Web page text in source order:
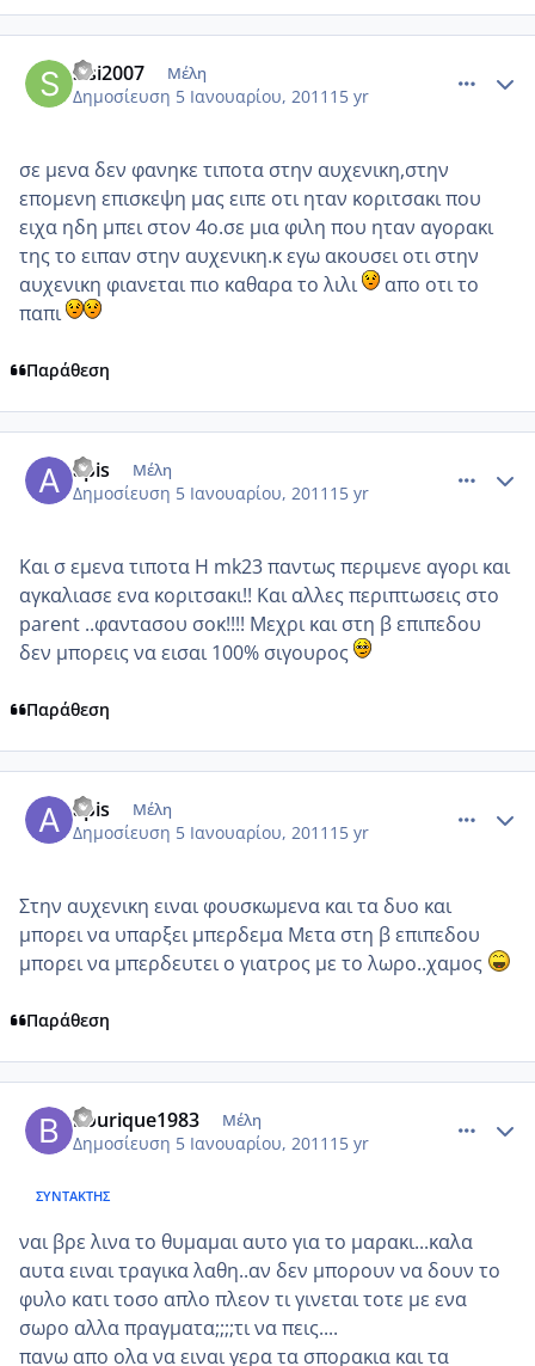
sisi2007 Μέλη
Δημοσίευση 5 Ιανουαρίου, 2011 15 yr
σε μενα δεν φανηκε τιποτα στην αυχενικη,στην
επομενη επισκεψη μας ειπε οτι ηταν κοριτσακι που
ειχα ηδη μπει στον 4ο.σε μια φιλη που ηταν αγορακι
της το ειπαν στην αυχενικη.κ εγω ακουσει οτι στην
αυχενικη φιανεται πιο καθαρα το λιλι
απο οτι το
παπι
Παράθεση
apis Μέλη
Δημοσίευση 5 Ιανουαρίου, 2011 15 yr
Και σ εμενα τιποτα Η mk23 παντως περιμενε αγορι και
αγκαλιασε ενα κοριτσακι!! Και αλλες περιπτωσεις στο
parent ..φαντασου σοκ!!!! Μεχρι και στη β επιπεδου
δεν μπορεις να εισαι 100% σιγουρος
Παράθεση
apis Μέλη
Δημοσίευση 5 Ιανουαρίου, 2011 15 yr
Στην αυχενικη ειναι φουσκωμενα και τα δυο και
μπορει να υπαρξει μπερδεμα Μετα στη β επιπεδου
μπορει να μπερδευτει ο γιατρος με το λωρο..χαμος
Παράθεση
bourique1983 Μέλη
Δημοσίευση 5 Ιανουαρίου, 2011 15 yr
ΣΥΝΤΆΚΤΗΣ
ναι βρε λινα το θυμαμαι αυτο για το μαρακι...καλα
αυτα ειναι τραγικα λαθη..αν δεν μπορουν να δουν το
φυλο κατι τοσο απλο πλεον τι γινεται τοτε με ενα
σωρο αλλα πραγματα;;;;τι να πεις....
πανω απο ολα να ειναι γερα τα σπορακια και τα